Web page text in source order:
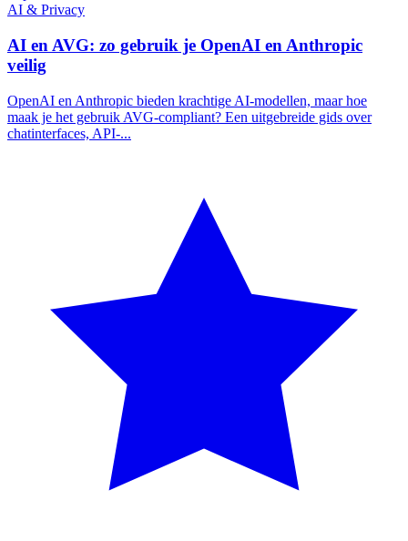
AI & Privacy
AI en AVG: zo gebruik je OpenAI en Anthropic
veilig
OpenAI en Anthropic bieden krachtige AI-modellen, maar hoe
maak je het gebruik AVG-compliant? Een uitgebreide gids over
chatinterfaces, API-...